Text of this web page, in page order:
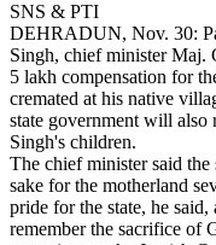
SNS & PTI
DEHRADUN, Nov. 30:
Singh, chief minister Maj.
5 lakh compensation for
cremated at his native
state government will also
Singh's children.
The chief minister said
sake for the motherland
pride for the state, he
remember the sacrifice of